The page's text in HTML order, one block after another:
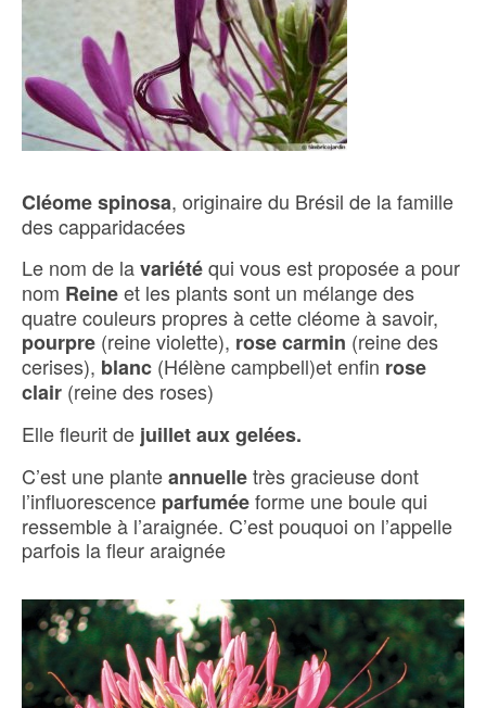
Cléome spinosa, originaire du Brésil de la famille
des capparidacées
Le nom de lavariétéqui vous est proposée a pour
nom Reineet les plants sont un mélange des
quatre couleurs propres à cette cléome à savoir,
pourpre (reine violette), rose carmin (reine des
cerises), blanc (Hélène campbell)et enfin rose
clair (reine des roses)
Elle fleurit de juillet aux gelées.
C’est une planteannuelletrès gracieuse dont
l’influorescence parfuméeforme une boule qui
ressemble à l’araignée. C’est pouquoi on l’appelle
parfois la fleur araignée